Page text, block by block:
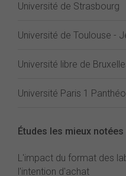
Université de Strasbourg
Université de Toulouse -
Université libre de
Université Paris 1
Études les mieux notées
L'impact du format des
l'intention d'achat